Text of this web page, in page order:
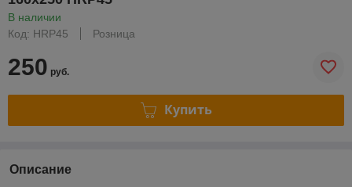
В наличии
Код: HRP45
Розница
250 руб.
Купить
Описание